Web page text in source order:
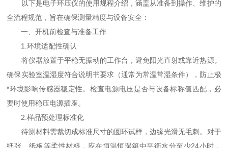
以下是电子环压仪的使用规程介绍，涵盖从准备到操作、维护的
全流程规范，旨在确保测量精度与设备安全：
一、开机前检查与准备工作
1.环境适配性确认
将仪器放置于平稳无振动的工作台，避免阳光直射或靠近热源。
确保实验室温湿度符合说明书要求（通常为常温常湿条件），防止极
*环境影响传感器稳定性。检查电源电压是否与设备标称值匹配，必
要时使用稳压电源插座。
2.样品预处理标准化
待测材料需裁切成标准尺寸的圆环试样，边缘光滑无毛刺。对于
纸张、纸板等柔性材料，应在恒温恒湿箱中平衡水分至少24小时，